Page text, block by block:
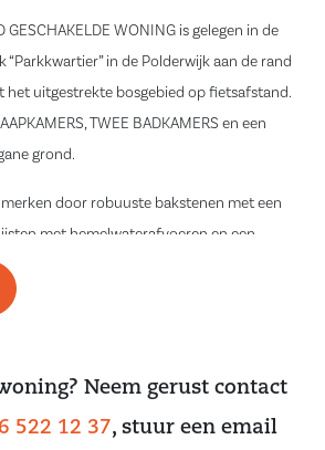
GESCHAKELDE WONING is gelegen in de
in de Polderwijk aan de rand
het uitgestrekte bosgebied op fietsafstand.
TWEE BADKAMERS en een
grond.
door robuuste bakstenen met een
met hemelwaterafvoeren en een
Ook de uitvalswegen naar ALMERE,
en HARDERWIJK zijn in de directe
Neem gerust contact
522 12 37, stuur een email